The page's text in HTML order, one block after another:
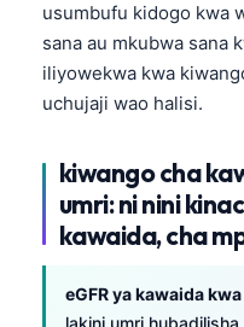
usumbufu kidogo kwa
sana au mkubwa sana
iliyowekwa kwa
uchujaji wao halisi.
kiwango cha
umri: ni nini
kawaida, cha
eGFR ya kawaida